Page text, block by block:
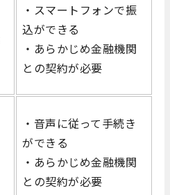
・スマートフォンで振
込ができる
・あらかじめ金融機関
との契約が必要
・音声に従って手続き
ができる
・あらかじめ金融機関
との契約が必要